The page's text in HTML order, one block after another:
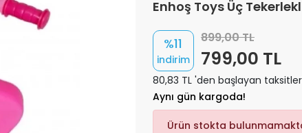
Enhoş Toys Üç
%11
indirim
899,00 TL
799,00 TL
80,83 TL 'den başlayan
Aynı gün kargoda!
Ürün stokta